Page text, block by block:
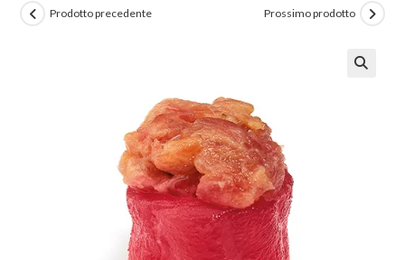
Prodotto precedente Prossimo prodotto